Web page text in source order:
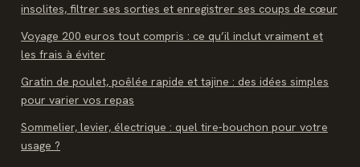
insolites, filtrer ses sorties et enregistrer ses coups de cœur
Voyage 200 euros tout compris : ce qu’il inclut vraiment et
les frais à éviter
Gratin de poulet, poêlée rapide et tajine : des idées simples
pour varier vos repas
Sommelier, levier, électrique : quel tire-bouchon pour votre
usage ?